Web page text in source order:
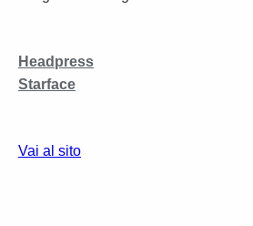
Headpress
Starface
Vai al sito